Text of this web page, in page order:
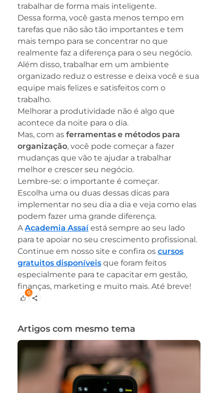
trabalhar de forma mais inteligente.
Dessa forma, você gasta menos tempo em
tarefas que não são tão importantes e tem
mais tempo para se concentrar no que
realmente faz a diferença para o seu negócio.
Além disso, trabalhar em um ambiente
organizado reduz o estresse e deixa você e sua
equipe mais felizes e satisfeitos com o
trabalho.
Melhorar a produtividade não é algo que
acontece da noite para o dia.
Mas, com as ferramentas e métodos para
organização, você pode começar a fazer
mudanças que vão te ajudar a trabalhar
melhor e crescer seu negócio.
Lembre-se: o importante é começar.
Escolha uma ou duas dessas dicas para
implementar no seu dia a dia e veja como elas
podem fazer uma grande diferença.
AAcademia Assaí está sempre ao seu lado
para te apoiar no seu crescimento profissional.
Continue em nosso site e confira os cursos
gratuitos disponíveis que foram feitos
especialmente para te capacitar em gestão,
finanças, marketing e muito mais. Até breve!
0
Artigos com mesmo tema